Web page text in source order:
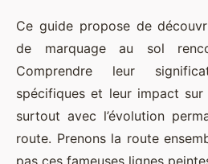
Ce guide propose de
de marquage au sol
Comprendre leur
spécifiques et leur impact
surtout avec l’évolution
route. Prenons la route